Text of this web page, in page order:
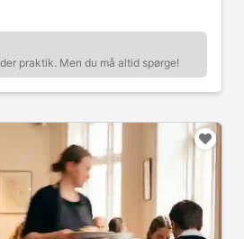
praktik. Men du må altid spørge!